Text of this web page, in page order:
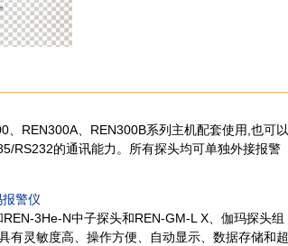
REN300A、REN300B系列主机配套使用,也可
RS232的通讯能力。所有探头均可单独外接报警
警仪
3He-N中子探头和REN-GM-L X、伽玛探头组
有灵敏度高、操作方便、自动显示、数据存储和